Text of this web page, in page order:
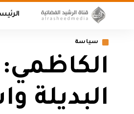
سياسة
البديلة